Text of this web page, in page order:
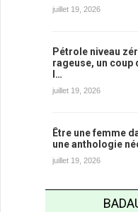
juillet 19, 2026
Pétrole niveau
rageuse, un coup
l…
juillet 19, 2026
Être une femme
une anthologie
juillet 19, 2026